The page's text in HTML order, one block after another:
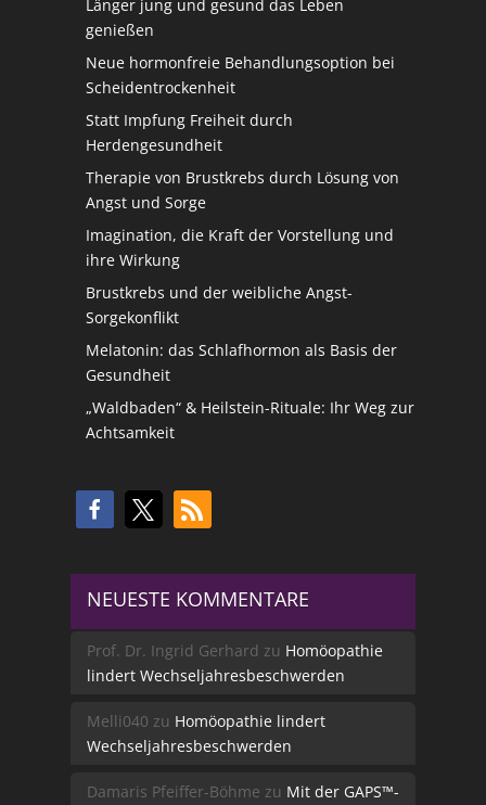
Länger jung und gesund das Leben
genießen
Neue hormonfreie Behandlungsoption bei
Scheidentrockenheit
Statt Impfung Freiheit durch
Herdengesundheit
Therapie von Brustkrebs durch Lösung von
Angst und Sorge
Imagination, die Kraft der Vorstellung und
ihre Wirkung
Brustkrebs und der weibliche Angst-
Sorgekonflikt
Melatonin: das Schlafhormon als Basis der
Gesundheit
„Waldbaden“ & Heilstein-Rituale: Ihr Weg zur
Achtsamkeit
NEUESTE KOMMENTARE
Prof. Dr. Ingrid Gerhard zu Homöopathie
lindert Wechseljahresbeschwerden
Melli040 zu Homöopathie lindert
Wechseljahresbeschwerden
Damaris Pfeiffer-Böhme zu Mit der GAPS™-